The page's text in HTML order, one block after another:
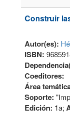
Construir
Autor(es):
ISBN:
Coeditores:
Área
Soporte:
Edición: 1a;